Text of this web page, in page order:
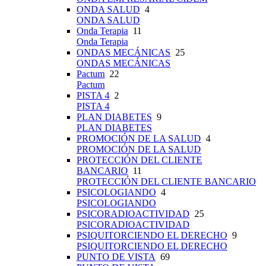
ONDA SALUD 4
ONDA SALUD
Onda Terapia 11
Onda Terapia
ONDAS MECÁNICAS 25
ONDAS MECÁNICAS
Pactum 22
Pactum
PISTA 4 2
PISTA 4
PLAN DIABETES 9
PLAN DIABETES
PROMOCIÓN DE LA SALUD 4
PROMOCIÓN DE LA SALUD
PROTECCIÓN DEL CLIENTE
BANCARIO 11
PROTECCIÓN DEL CLIENTE BANCARIO
PSICOLOGIANDO 4
PSICOLOGIANDO
PSICORADIOACTIVIDAD 25
PSICORADIOACTIVIDAD
PSIQUITORCIENDO EL DERECHO 9
PSIQUITORCIENDO EL DERECHO
PUNTO DE VISTA 69